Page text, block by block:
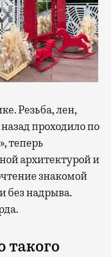
Резьба, лен,
проходило по
теперь
архитектурой и
знакомой
без надрыва.
такого